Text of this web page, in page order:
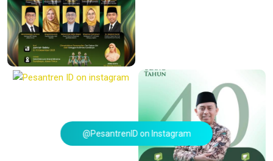
@PesantrenID on Instagram